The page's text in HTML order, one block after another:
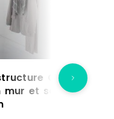
Queen
et sol L180 x